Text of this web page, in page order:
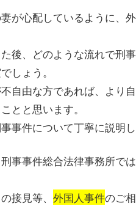
が心配しているように、
後、どのような流れで刑
しょう。
自由な方であれば、より
とと思います。
事件について丁寧に説明
事事件総合法律事務所では
接見等、 外国人事件のご